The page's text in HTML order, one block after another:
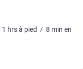
1 hrsà pied / 8 min en